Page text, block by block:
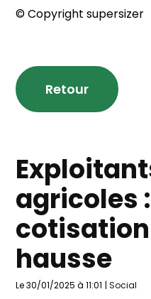
© Copyright supersizer
Retour
agricoles
hausse
Le 30/01/2025 à 11:01 | Social